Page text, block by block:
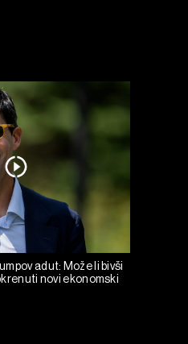
adut: Može li bivši
novi ekonomski